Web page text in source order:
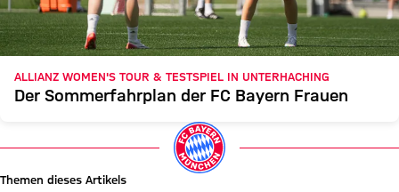
ALLIANZ WOMEN'S TOUR & TESTSPIEL IN UNTERHACHING
Der Sommerfahrplan der FC Bayern Frauen
Themen dieses Artikels